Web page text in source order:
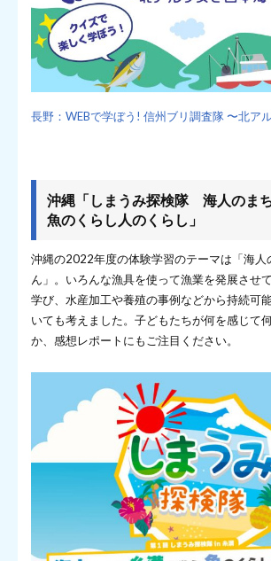
長野：WEBで学ぼう! 信州ブリ調査隊 〜北ア
沖縄「しまうみ探検隊 海人のま
魚のくらし人のくらし」
沖縄の2022年度の体験学習のテーマは「海人
ん」。いろんな漁具を使って漁業を発展させ
学び、水産加工や養殖の事例などから持続可
いても考えました。子どもたちが何を感じて
か、感想レポートにもご注目ください。